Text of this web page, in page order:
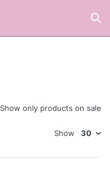
Show only products on sale
Show 30